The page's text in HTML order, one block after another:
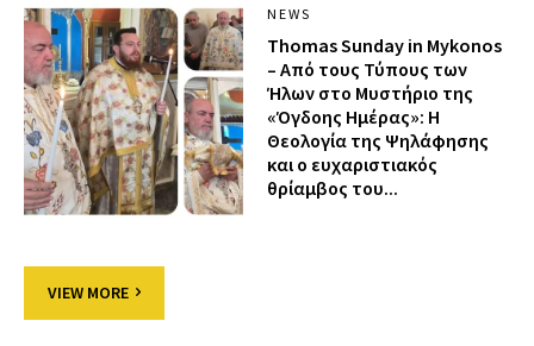
NEWS
Thomas Sunday in Mykonos
– Από τους Τύπους των
Ήλων στο Μυστήριο της
«Όγδοης Ημέρας»: Η
Θεολογία της Ψηλάφησης
και ο ευχαριστιακός
θρίαμβος του...
VIEW MORE